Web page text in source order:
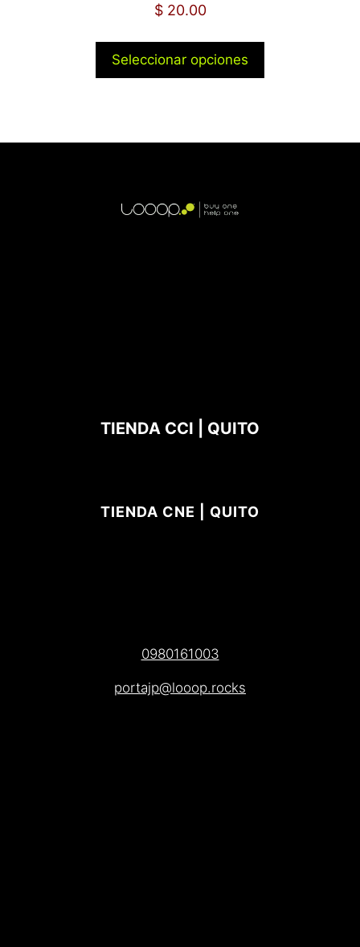
$20.00
Seleccionar opciones
TIENDA CCI | QUITO
TIENDA CNE | QUITO
0980161003
portajp@looop.rocks